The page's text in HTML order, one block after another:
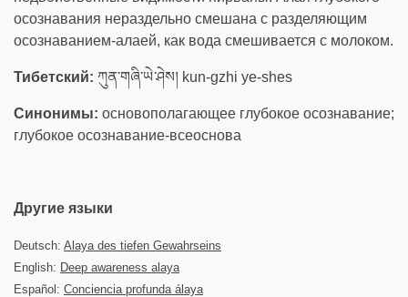
осознавания нераздельно смешана с разделяющим
осознаванием-алаей, как вода смешивается с молоком.
Тибетский: ཀུན་གཞི་ཡེ་ཤེས། kun-gzhi ye-shes
Синонимы: основополагающее глубокое осознавание;
глубокое осознавание-всеоснова
Другие языки
Deutsch: Alaya des tiefen Gewahrseins
English: Deep awareness alaya
Español: Conciencia profunda álaya